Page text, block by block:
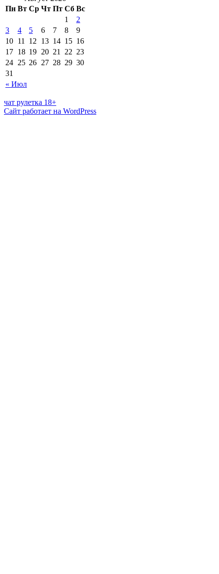
Пн Вт Ср Чт Пт Сб Вс
« Июл
1
2
3
4 5 6 7 8
9
10 11 12 13 14 15 16
17 18 19 20 21 22 23
24 25 26 27 28 29 30
31
чат рулетка 18+
Сайт работает на WordPress